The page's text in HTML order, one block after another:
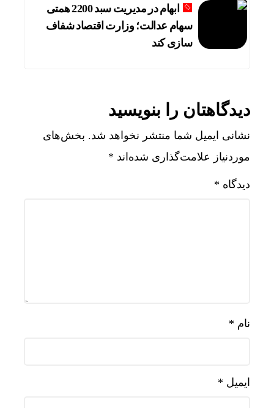
ابهام در مدیریت سبد 2200 همتی
سهام عدالت؛ وزارت اقتصاد شفاف
سازی کند
دیدگاهتان را بنویسید
نشانی ایمیل شما منتشر نخواهد شد. بخش‌های
موردنیاز علامت‌گذاری شده‌اند *
دیدگاه *
نام *
ایمیل *